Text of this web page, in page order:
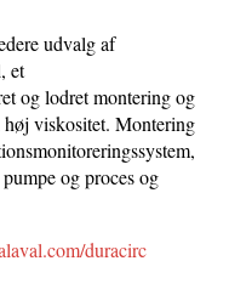
udvalg af
et
og lodret montering og
viskositet. Montering
og proces og
duracirc